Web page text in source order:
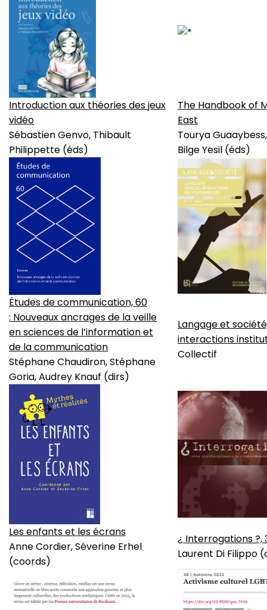
Introduction aux théories des jeux
vidéo
Sébastien Genvo, Thibault
Philippette (éds)
The Handbook of
East
Tourya
Bilge Yesil (éds)
Études de communication, 60
: Nouveaux ancrages de la veille
en sciences de l’information et
de la communication
Stéphane Chaudiron, Stéphane
Goria, Audrey Knauf (dirs)
Langage et
interactions
Collectif
Les enfants et les écrans
Anne Cordier, Séverine Erhel
(coords)
¿ Interrogations ?,
Laurent Di Filippo